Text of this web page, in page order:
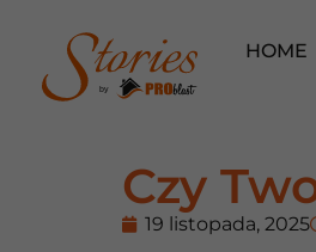
by
HOME
Czy
19 listopada, 2025